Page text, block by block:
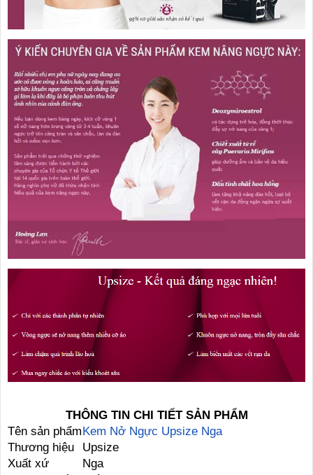
THÔNG TIN CHI TIẾT SẢN PHẨM
Tên sản phẩmKem Nở Ngực Upsize Nga
Thương hiệu
Upsize
Xuất xứ
Nga